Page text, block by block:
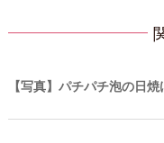
【写真】パチパチ泡の日焼